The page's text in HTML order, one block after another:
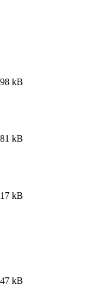
kB
kB
kB
kB